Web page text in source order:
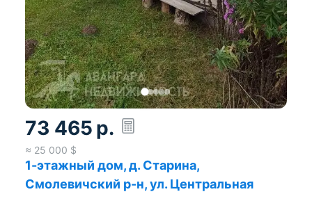
73 465 р.
≈ 25 000 $
1-этажный дом, д. Старина,
Смолевичский р-н, ул. Центральная